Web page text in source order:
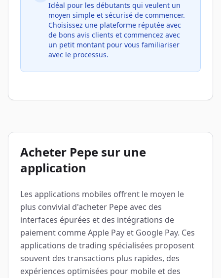
Idéal pour les débutants qui veulent un
moyen simple et sécurisé de commencer.
Choisissez une plateforme réputée avec
de bons avis clients et commencez avec
un petit montant pour vous familiariser
avec le processus.
Acheter Pepe sur une
application
Les applications mobiles offrent le moyen le
plus convivial d'acheter Pepe avec des
interfaces épurées et des intégrations de
paiement comme Apple Pay et Google Pay. Ces
applications de trading spécialisées proposent
souvent des transactions plus rapides, des
expériences optimisées pour mobile et des